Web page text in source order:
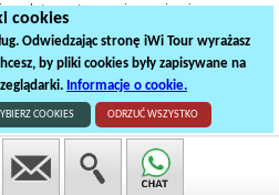
cookies
Odwiedzając stronę iWi Tour wyrażasz
by pliki cookies były zapisywane na
Informacje o cookie.
COOKIES ODRZUĆ WSZYSTKO
opłaty portowe, nie zawierają
Oblicz, aby sprawdzić cenę.
3 4 5
na5stronach